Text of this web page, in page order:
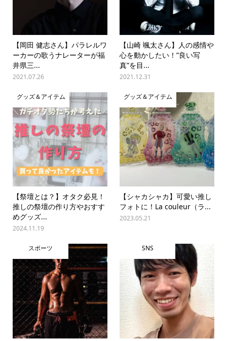
【岡田 健志さん】パラレルワ
ーカーの歌うナレーターが福
井県三...
2021.07.26
【山崎 颯太さん】人の感情や
心を動かしたい！”良い写
真”を目...
2021.12.31
グッズ＆アイテム
【祭壇とは？】オタク必見！
推しの祭壇の作り方やおすす
めグッズ...
2024.11.19
グッズ＆アイテム
【シャカシャカ】可愛い推し
フォトに！La couleur（ラ...
2023.05.21
スポーツ SNS